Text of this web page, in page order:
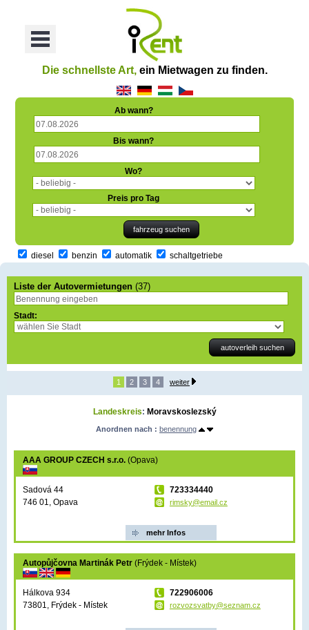
Menu
Die schnellste Art,ein Mietwagen zu finden.
Ab wann?
Bis wann?
Wo?
Preis pro Tag
diesel benzin automatik schaltgetriebe
Liste der Autovermietungen (37)
Stadt:
1 2 3 4 weiter
Landeskreis: Moravskoslezský
Anordnen nach : benennung
AAA GROUP CZECH s.r.o. (Opava)
Sadová 44
746 01, Opava
723334440
rimsky@email.cz
mehr Infos
Autopůjčovna Martinák Petr (Frýdek - Místek)
Hálkova 934
73801, Frýdek - Místek
722906006
rozvozsvatby@seznam.cz